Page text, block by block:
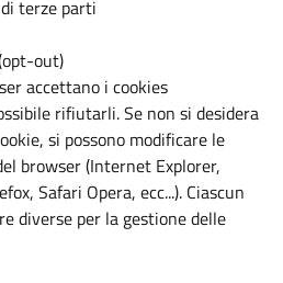
terze parti
out)
accettano i cookies
rifiutarli. Se non si desidera
si possono modificare le
browser (Internet Explorer,
Safari Opera, ecc...). Ciascun
diverse per la gestione delle